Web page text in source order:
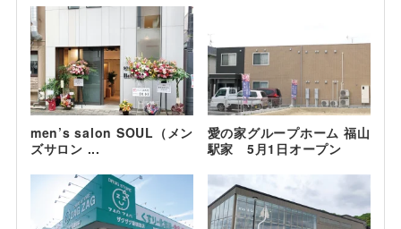
men’s salon SOUL（メン
ズサロン ...
愛の家グループホーム 福山
駅家 5月1日オープン